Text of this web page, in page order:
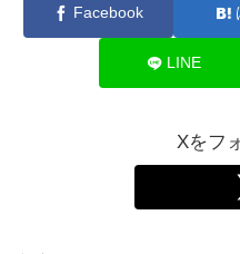
Facebook
LINE
Xをフ